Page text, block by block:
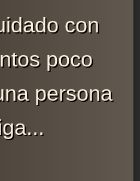
con
poco
persona